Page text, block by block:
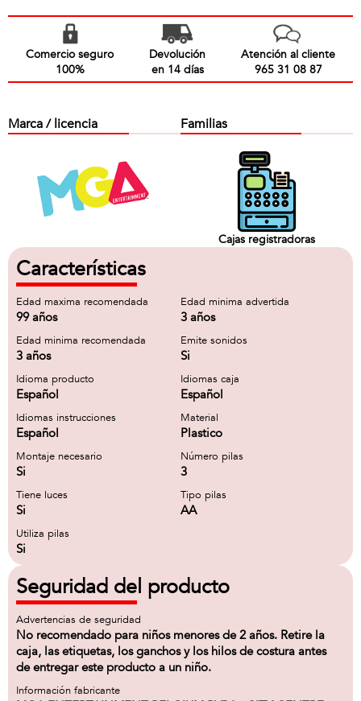
Comercio seguro
100%
Devolución
en 14 días
Atención al cliente
965 31 08 87
Marca / licencia Familias
Cajas registradoras
Características
Edad maxima recomendada
99 años
Edad minima advertida
3 años
Edad minima recomendada
3 años
Emite sonidos
Si
Idioma producto
Español
Idiomas caja
Español
Idiomas instrucciones
Español
Material
Plastico
Montaje necesario
Si
Número pilas
3
Tiene luces
Si
Tipo pilas
AA
Utiliza pilas
Si
Seguridad del producto
Advertencias de seguridad
No recomendado para niños menores de 2 años. Retire la
caja, las etiquetas, los ganchos y los hilos de costura antes
de entregar este producto a un niño.
Información fabricante